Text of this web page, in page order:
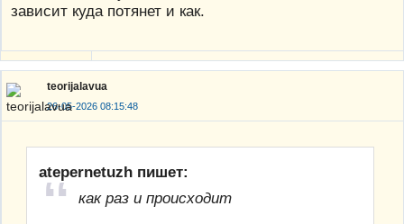
зависит куда потянет и как.
teorijalavua
26-05-2026 08:15:48
atepernetuzh пишет:
как раз и происходит